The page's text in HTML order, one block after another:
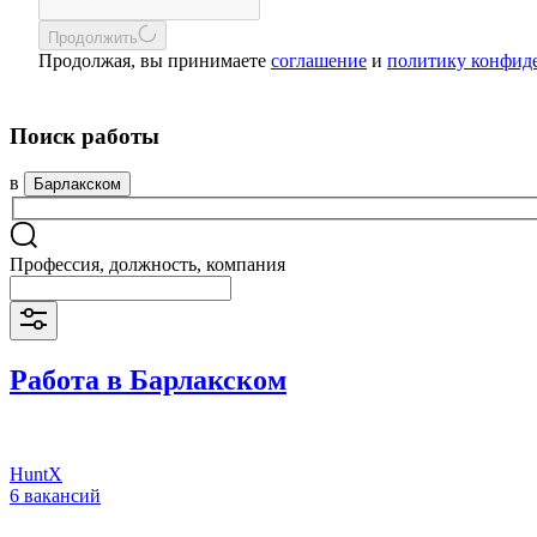
Продолжить
Продолжая, вы принимаете соглашение и политику
Поиск работы
в Барлакском
Профессия, должность, компания
Работа в Барлакском
HuntX
6 вакансий